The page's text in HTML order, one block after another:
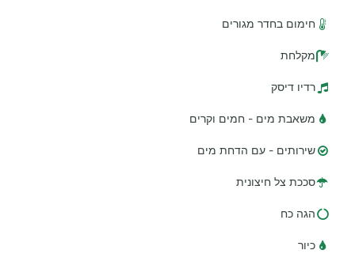
חימום בחדר מגורים
מקלחת
רדיו דיסק
משאבת מים - חמים וקרים
שירותים - עם הדחת מים
סככת צל חיצונית
הגה כח
כיור